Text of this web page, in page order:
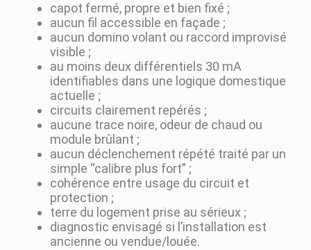
capot fermé, propre et bien fixé ;
aucun fil accessible en façade ;
aucun domino volant ou raccord improvisé
visible ;
au moins deux différentiels 30 mA
identifiables dans une logique domestique
actuelle ;
circuits clairement repérés ;
aucune trace noire, odeur de chaud ou
module brûlant ;
aucun déclenchement répété traité par un
simple “calibre plus fort” ;
cohérence entre usage du circuit et
protection ;
terre du logement prise au sérieux ;
diagnostic envisagé si l’installation est
ancienne ou vendue/louée.